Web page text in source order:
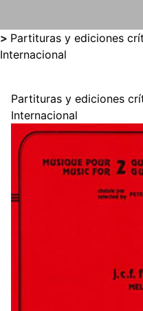
> Partituras y ediciones
Internacional
Partituras y ediciones
Internacional